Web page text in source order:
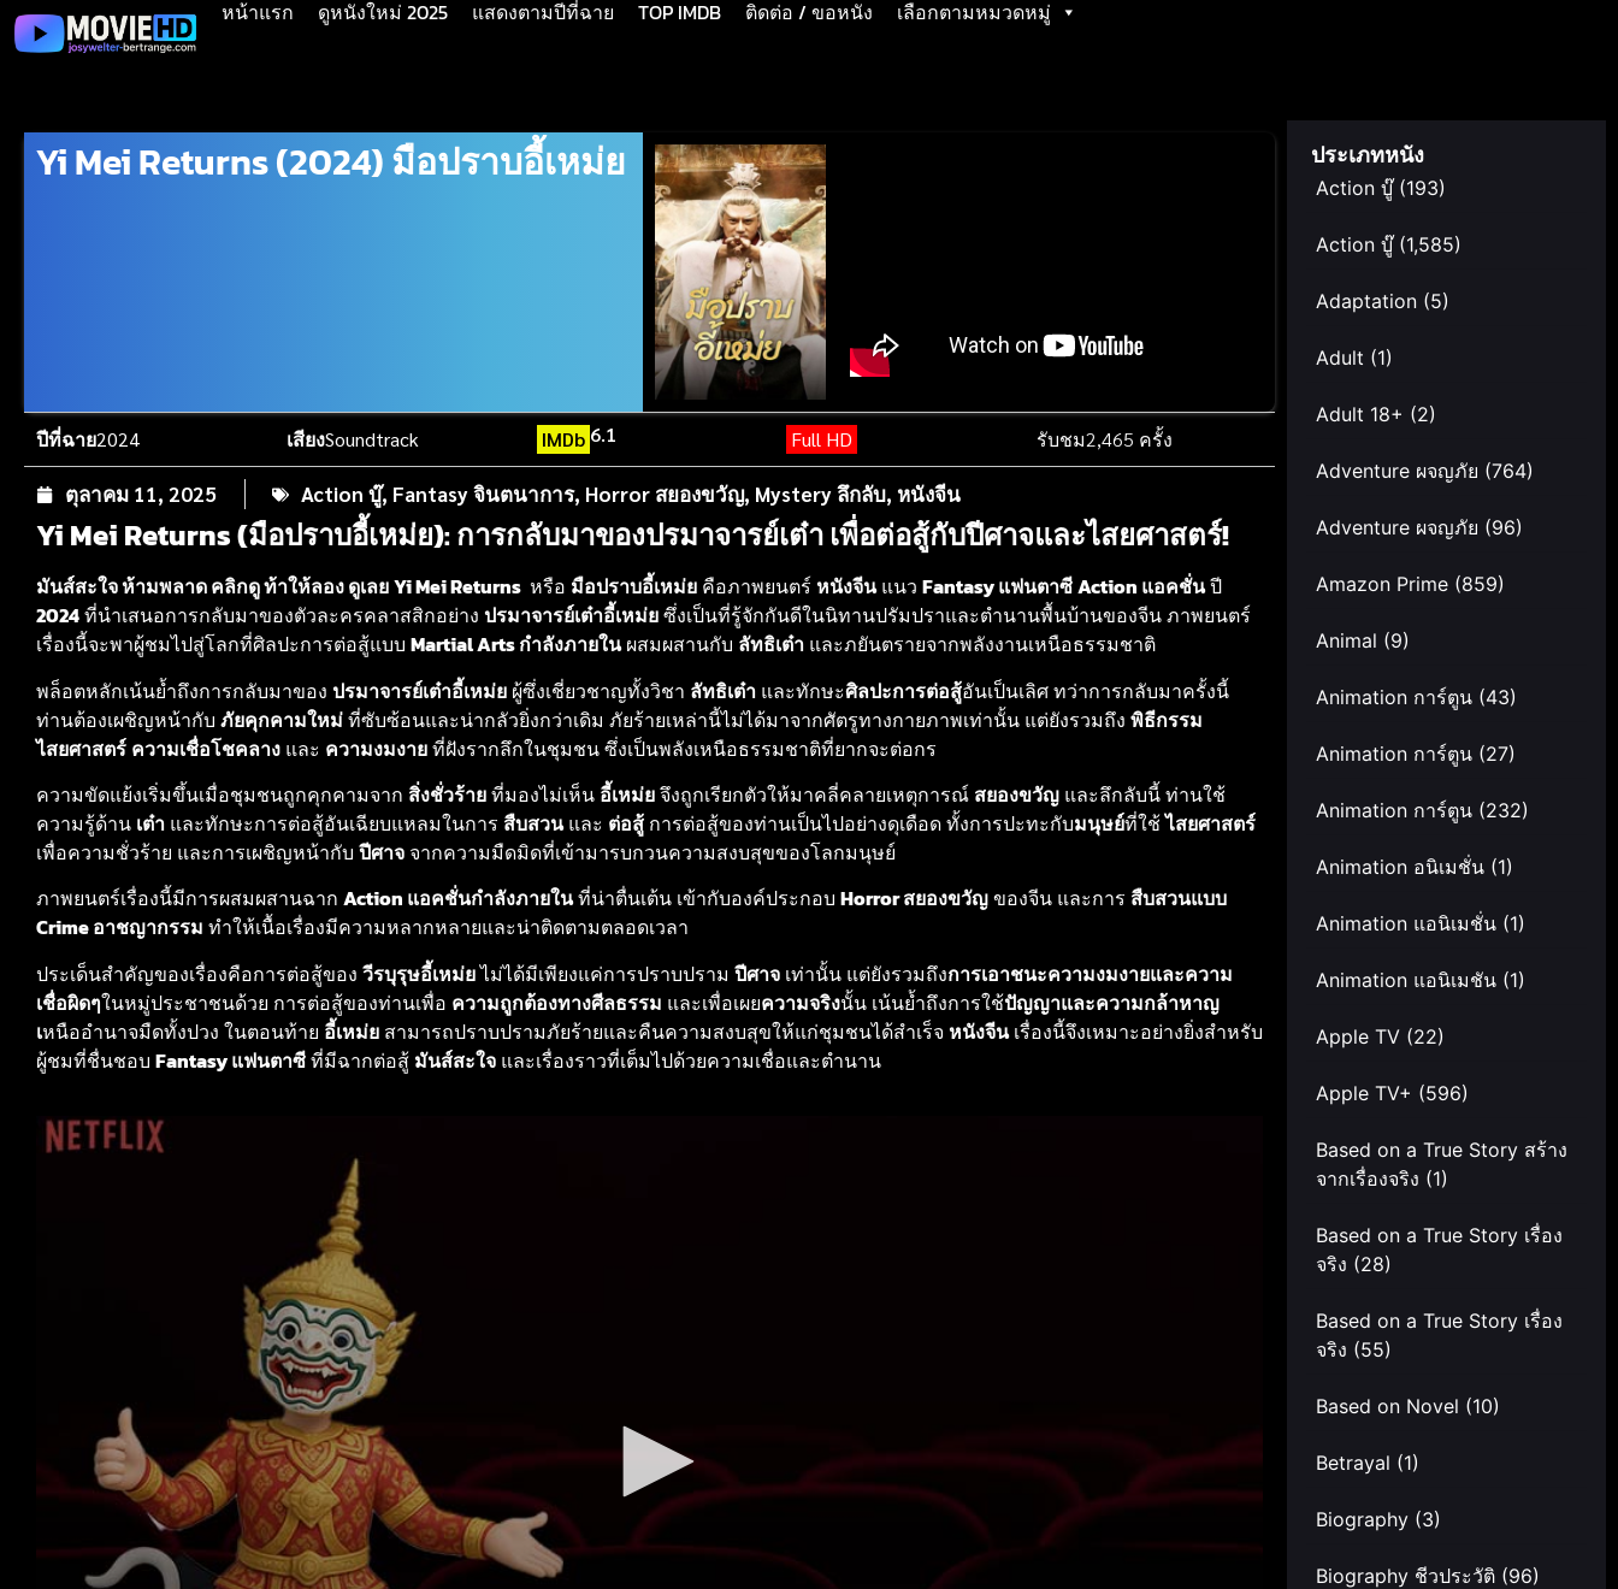
หน้าแรก ดูหนังใหม่ 2025 แสดงตามปีที่ฉาย TOP IMDB ติดต่อ / ขอหนัง เลือกตามหมวดหมู่
Yi Mei Returns (2024) มือปราบอี้เหม่ย
ปีที่ฉาย2024 เสียงSoundtrack IMDb 6.1 Full HD รับชม2,465 ครั้ง
ตุลาคม 11, 2025 Action บู๊, Fantasy จินตนาการ, Horror สยองขวัญ, Mystery ลึกลับ, หนังจีน
Yi Mei Returns (มือปราบอี้เหม่ย): การกลับมาของปรมาจารย์เต๋า เพื่อต่อสู้กับปีศาจและไสยศาสตร์!
มันส์สะใจ ห้ามพลาด คลิกดู ท้าให้ลอง ดูเลยYi Mei Returns หรือ มือปราบอี้เหม่ย คือภาพยนตร์ หนังจีนแนว Fantasy แฟนตาซีAction แอคชั่นปี
2024ที่นำเสนอการกลับมาของตัวละครคลาสสิกอย่าง ปรมาจารย์เต๋าอี้เหม่ยซึ่งเป็นที่รู้จักกันดีในนิทานปรัมปราและตำนานพื้นบ้านของจีน ภาพยนตร์
เรื่องนี้จะพาผู้ชมไปสู่โลกที่ศิลปะการต่อสู้แบบ Martial Arts กำลังภายในผสมผสานกับ ลัทธิเต๋า และภยันตรายจากพลังงานเหนือธรรมชาติ
พล็อตหลักเน้นย้ำถึงการกลับมาของ ปรมาจารย์เต๋าอี้เหม่ย ผู้ซึ่งเชี่ยวชาญทั้งวิชา ลัทธิเต๋า และทักษะศิลปะการต่อสู้อันเป็นเลิศ ทว่าการกลับมาครั้งนี้
ท่านต้องเผชิญหน้ากับ ภัยคุกคามใหม่ที่ซับซ้อนและน่ากลัวยิ่งกว่าเดิม ภัยร้ายเหล่านี้ไม่ได้มาจากศัตรูทางกายภาพเท่านั้น แต่ยังรวมถึง พิธีกรรม
ไสยศาสตร์ ความเชื่อโชคลาง และ ความงมงายที่ฝังรากลึกในชุมชน ซึ่งเป็นพลังเหนือธรรมชาติที่ยากจะต่อกร
ความขัดแย้งเริ่มขึ้นเมื่อชุมชนถูกคุกคามจาก สิ่งชั่วร้ายที่มองไม่เห็น อี้เหม่ยจึงถูกเรียกตัวให้มาคลี่คลายเหตุการณ์ สยองขวัญ และลึกลับนี้ ท่านใช้
ความรู้ด้าน เต๋า และทักษะการต่อสู้อันเฉียบแหลมในการ สืบสวนและ ต่อสู้ การต่อสู้ของท่านเป็นไปอย่างดุเดือด ทั้งการปะทะกับมนุษย์ที่ใช้ไสยศาสตร์
เพื่อความชั่วร้าย และการเผชิญหน้ากับ ปีศาจ จากความมืดมิดที่เข้ามารบกวนความสงบสุขของโลกมนุษย์
ภาพยนตร์เรื่องนี้มีการผสมผสานฉาก Action แอคชั่นกำลังภายในที่น่าตื่นเต้น เข้ากับองค์ประกอบ Horror สยองขวัญของจีน และการ สืบสวนแบบ
Crime อาชญากรรม ทำให้เนื้อเรื่องมีความหลากหลายและน่าติดตามตลอดเวลา
ประเด็นสำคัญของเรื่องคือการต่อสู้ของ วีรบุรุษอี้เหม่ยไม่ได้มีเพียงแค่การปราบปราม ปีศาจ เท่านั้น แต่ยังรวมถึงการเอาชนะความงมงายและความ
เชื่อผิดๆในหมู่ประชาชนด้วย การต่อสู้ของท่านเพื่อ ความถูกต้องทางศีลธรรม และเพื่อเผยความจริงนั้น เน้นย้ำถึงการใช้ปัญญาและความกล้าหาญ
เหนืออำนาจมืดทั้งปวง ในตอนท้าย อี้เหม่ย สามารถปราบปรามภัยร้ายและคืนความสงบสุขให้แก่ชุมชนได้สำเร็จ หนังจีนเรื่องนี้จึงเหมาะอย่างยิ่งสำหรับ
ผู้ชมที่ชื่นชอบ Fantasy แฟนตาซีที่มีฉากต่อสู้ มันส์สะใจ และเรื่องราวที่เต็มไปด้วยความเชื่อและตำนาน
ประเภทหนัง
Action บู๊(193)
Action บู๊(1,585)
Adaptation (5)
Adult (1)
Adult 18+ (2)
Adventure ผจญภัย (764)
Adventure ผจญภัย (96)
Amazon Prime (859)
Animal (9)
Animation การ์ตูน (43)
Animation การ์ตูน (27)
Animation การ์ตูน (232)
Animation อนิเมชั่น (1)
Animation แอนิเมชั่น (1)
Animation แอนิเมชัน (1)
Apple TV (22)
Apple TV+ (596)
Based on a True Story สร้าง
จากเรื่องจริง (1)
Based on a True Story เรื่อง
จริง (28)
Based on a True Story เรื่อง
จริง (55)
Based on Novel (10)
Betrayal (1)
Biography (3)
Biography ชีวประวัติ (96)